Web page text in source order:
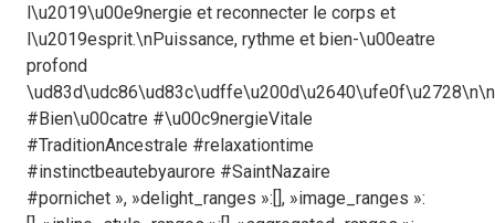
l\u2019\u00e9nergie et reconnecter le corps et
l\u2019esprit.\nPuissance, rythme et bien-\u00eatre
profond
#Bien\u00catre #\u00c9nergieVitale
#TraditionAncestrale #relaxationtime
#instinctbeautebyaurore #SaintNazaire
#pornichet », »delight_ranges »:[], »image_ranges »: